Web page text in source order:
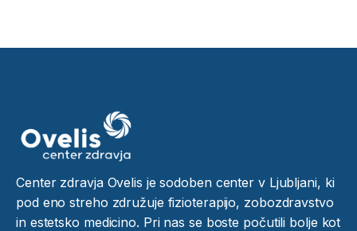
Center zdravja Ovelis je sodoben center v Ljubljani, ki
pod eno streho združuje fizioterapijo, zobozdravstvo
in estetsko medicino. Pri nas se boste počutili bolje kot